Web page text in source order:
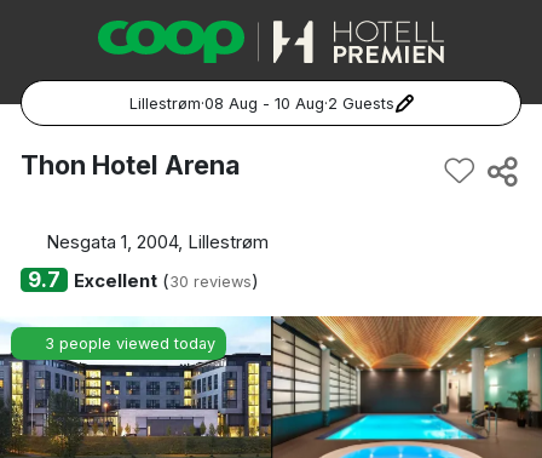
Lillestrøm·08 Aug - 10 Aug·2 Guests
Popular Destinations:
Göteborg
Malmö
Hela Norge
Thon Hotel Arena
Nesgata 1, 2004, Lillestrøm
9.7 Excellent(30 reviews)
3 people viewed today